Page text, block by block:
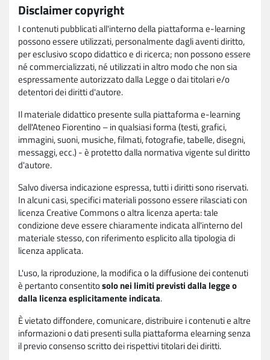
Disclaimer copyright
I contenuti pubblicati all'interno della piattaforma e-learning
possono essere utilizzati, personalmente dagli aventi diritto,
per esclusivo scopo didattico e di ricerca; non possono essere
né commercializzati, né utilizzati in altro modo che non sia
espressamente autorizzato dalla Legge o dai titolari e/o
detentori dei diritti d'autore.
Il materiale didattico presente sulla piattaforma e-learning
dell'Ateneo Fiorentino – in qualsiasi forma (testi, grafici,
immagini, suoni, musiche, filmati, fotografie, tabelle, disegni,
messaggi, ecc.) - è protetto dalla normativa vigente sul diritto
d'autore.
Salvo diversa indicazione espressa, tutti i diritti sono riservati.
In alcuni casi, specifici materiali possono essere rilasciati con
licenza Creative Commons o altra licenza aperta: tale
condizione deve essere chiaramente indicata all'interno del
materiale stesso, con riferimento esplicito alla tipologia di
licenza applicata.
L'uso, la riproduzione, la modifica o la diffusione dei contenuti
è pertanto consentitosolo nei limiti previsti dalla legge o
dalla licenza esplicitamente indicata.
È vietato diffondere, comunicare, distribuire i contenuti e altre
informazioni o dati presenti sulla piattaforma elearning senza
il previo consenso scritto dei rispettivi titolari dei diritti.